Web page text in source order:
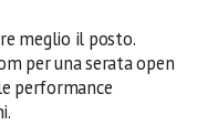
meglio il posto.
per una serata open
performance